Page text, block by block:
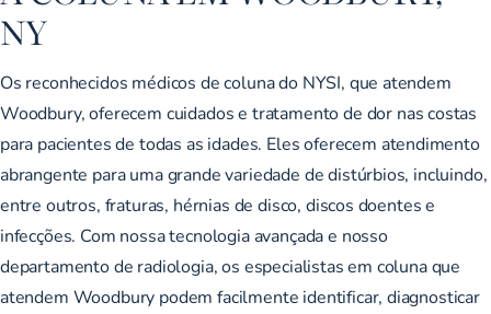
NY
Os reconhecidos médicos de coluna do NYSI, que atendem
Woodbury, oferecem cuidados e tratamento de dor nas costas
para pacientesde todas as idades. Eles oferecem atendimento
abrangente para uma grande variedade de distúrbios, incluindo,
entre outros, fraturas, hérnias de disco, discos doentes e
infecções. Com nossa tecnologia avançada e nosso
departamento de radiologia, os especialistas em coluna que
atendem Woodbury podem facilmente identificar, diagnosticar